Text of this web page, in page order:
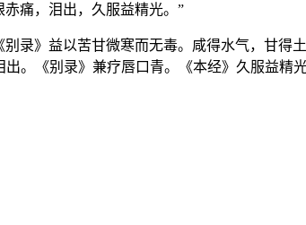
痛，泪出，久服益精光。”
录》益以苦甘微寒而无毒。咸得水气，甘
。《别录》兼疗唇口青。《本经》久服益精